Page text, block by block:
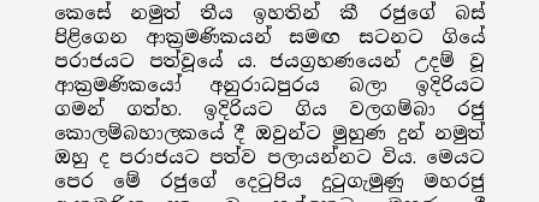
කෙසේ නමුත් තීය ඉහතින් කී රජුගේ බස්
පිළිගෙන ආක්‍රමණිකයන් සමඟ සටනට ගියේ
පරාජයට පත්වූයේ ය. ජයග්‍රහණයෙන් උදම් වූ
ආක්‍රමණිකයෝ අනුරාධපුරය බලා ඉදිරියට
ගමන් ගත්හ. ඉදිරියට ගිය වලගම්බා රජු
කොලම්බහාලකයේ දී ඔවුන්ට මුහුණ දුන් නමුත්
ඔහු ද පරාජයට පත්ව පලායන්නට විය. මෙයට
පෙර මේ රජුගේ දෙටුපිය දුටුගැමුණු මහරජු